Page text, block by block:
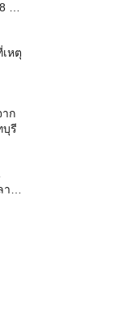
คน
หตุ
ก
บุรี
ย